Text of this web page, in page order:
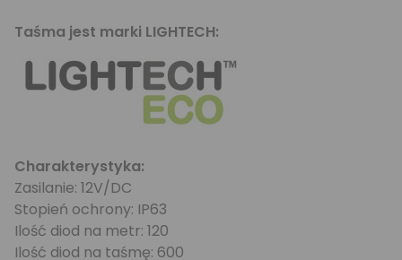
Taśma jest marki LIGHTECH:
Charakterystyka:
Zasilanie: 12V/DC
Stopień ochrony: IP63
Ilość diod na metr: 120
Ilość diod na taśmę: 600